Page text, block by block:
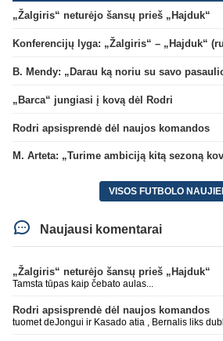
„Žalgiris“ neturėjo šansų prieš „Hajduk“
„Barca“ jungiasi į kovą dėl Rodri
Rodri apsisprendė dėl naujos komandos
M. Arteta: „Turime ambiciją kitą sezoną
VISOS FUTBOLO
Naujausi komentarai
„Žalgiris“ neturėjo šansų prieš „Hajduk“
Tamsta tūpas kaip čebato aulas...
Rodri apsisprendė dėl naujos komandos
tuomet deJongui ir Kasado atia , Bernalis liks